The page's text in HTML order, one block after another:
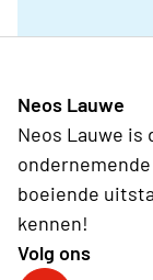
Neos Lauwe
Neos Lauwe is
boeiende
kennen!
Volg ons